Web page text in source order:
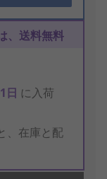
、送料無料
日 に入荷
、在庫と配